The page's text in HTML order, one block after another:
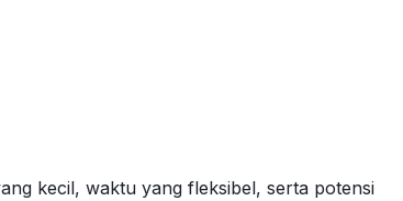
kecil, waktu yang fleksibel, serta potensi